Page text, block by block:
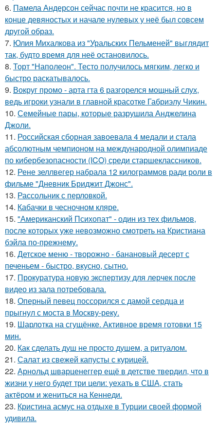
6. Памела Андерсон сейчас почти не красится, но в
конце девяностых и начале нулевых у неё был совсем
другой образ.
7. Юлия Михалкова из "Уральских Пельменей" выглядит
так, будто время для неё остановилось.
8. Торт "Наполеон". Тесто получилось мягким, легко и
быстро раскатывалось.
9. Вокруг промо - арта гта 6 разгорелся мощный слух,
ведь игроки узнали в главной красотке Габриэлу Чикин.
10. Семейные пары, которые разрушила Анджелина
Джоли.
11. Российская сборная завоевала 4 медали и стала
абсолютным чемпионом на международной олимпиаде
по кибербезопасности (ICO) среди старшеклассников.
12. Рене зеллвегер набрала 12 килограммов ради роли в
фильме "Дневник Бриджит Джонс".
13. Рассольник с перловкой.
14. Кабачки в чесночном кляре.
15. "Американский Психопат" - один из тех фильмов,
после которых уже невозможно смотреть на Кристиана
бэйла по-прежнему.
16. Детское меню - творожно - банановый десерт с
печеньем - быстро, вкусно, сытно.
17. Прокуратура новую экспертизу для лерчек после
видео из зала потребовала.
18. Оперный певец поссорился с дамой сердца и
прыгнул с моста в Москву-реку.
19. Шарлотка на сгущёнке. Активное время готовки 15
мин.
20. Как сделать душ не просто душем, а ритуалом.
21. Салат из свежей капусты с курицей.
22. Арнольд шварценеггер ещё в детстве твердил, что в
жизни у него будет три цели: уехать в США, стать
актёром и жениться на Кеннеди.
23. Кристина асмус на отдыхе в Турции своей формой
удивила.